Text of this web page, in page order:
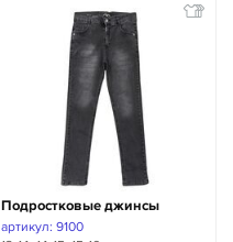
Подростковые джинсы
артикул: 9100